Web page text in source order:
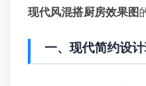
现代风混搭厨房效果图
一、现代简约设